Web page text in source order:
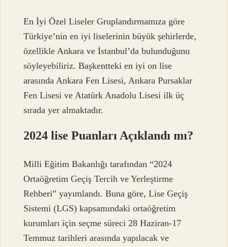
En İyi Özel Liseler Gruplandırmamıza göre
Türkiye’nin en iyi liselerinin büyük şehirlerde,
özellikle Ankara ve İstanbul’da bulunduğunu
söyleyebiliriz. Başkentteki en iyi on lise
arasında Ankara Fen Lisesi, Ankara Pursaklar
Fen Lisesi ve Atatürk Anadolu Lisesi ilk üç
sırada yer almaktadır.
2024 lise Puanları Açıklandı mı?
Milli Eğitim Bakanlığı tarafından “2024
Ortaöğretim Geçiş Tercih ve Yerleştirme
Rehberi” yayımlandı. Buna göre, Lise Geçiş
Sistemi (LGS) kapsamındaki ortaöğretim
kurumları için seçme süreci 28 Haziran-17
Temmuz tarihleri ​​arasında yapılacak ve